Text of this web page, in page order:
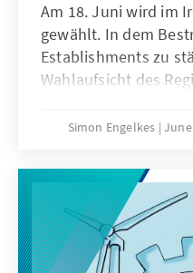
Am 18. Juni wird im
gewählt. In dem
Establishments zu
Wahlaufsicht des
disqualifiziert, was
Establishment-
Ebrahim Raisi, der
Khamenei nahesteht,
Änderung der
Ausrichtung des
Simon Engelkes June